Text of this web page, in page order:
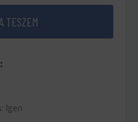
TESZEM
Igen